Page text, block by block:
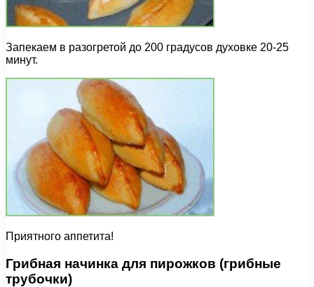
Запекаем в разогретой до 200 градусов духовке 20-25
минут.
Приятного аппетита!
Грибная начинка для пирожков (грибные
трубочки)